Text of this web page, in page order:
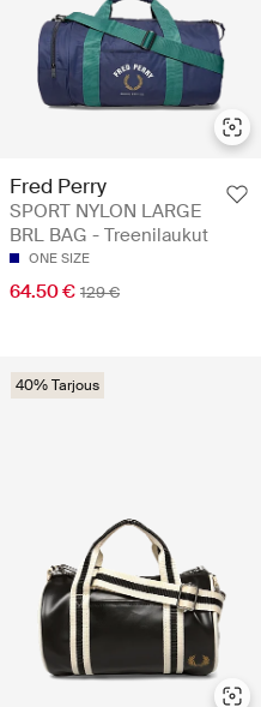
Fred Perry
SPORT NYLON LARGE
BRL BAG - Treenilaukut
ONE SIZE
64.50 € 129 €
40% Tarjous